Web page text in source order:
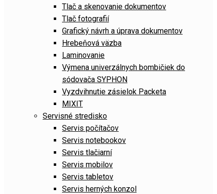
Tlač a skenovanie dokumentov
Tlač fotografií
Grafický návrh a úprava dokumentov
Hrebeňová väzba
Laminovanie
Výmena univerzálnych bombičiek do
sódovača SYPHON
Vyzdvihnutie zásielok Packeta
MIXIT
Servisné stredisko
Servis počítačov
Servis notebookov
Servis tlačiarní
Servis mobilov
Servis tabletov
Servis herných konzol